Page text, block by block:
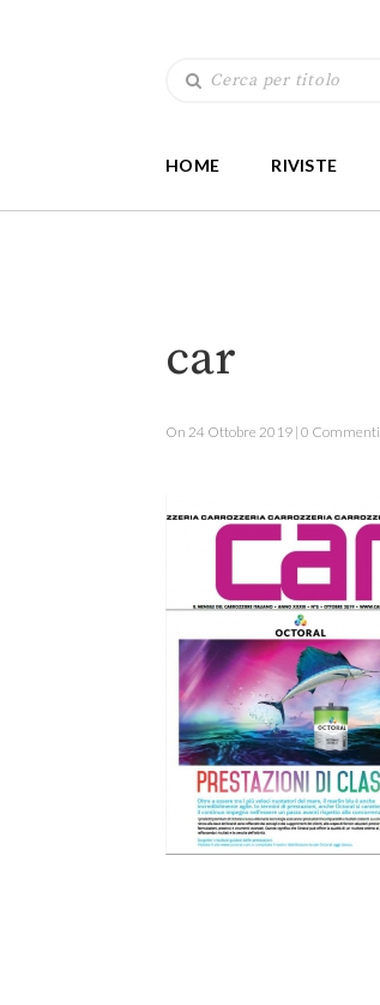
HOME RIVISTE
car
On 24 Ottobre 2019 | 0 Commenti